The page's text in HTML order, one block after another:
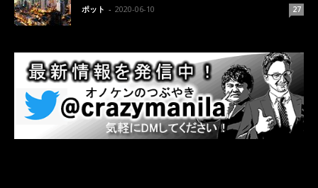
ポット - 2020-06-10 27